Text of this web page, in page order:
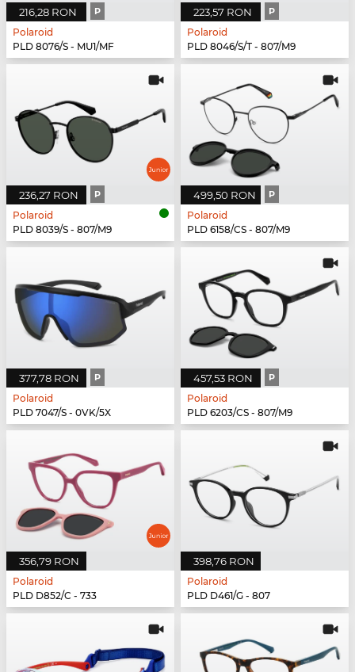
216,28 RON P
Polaroid
PLD 8076/S - MU1/MF
223,57 RON P
Polaroid
PLD 8046/S/T - 807/M9
236,27 RON P
Polaroid
PLD 8039/S - 807/M9
499,50 RON P
Polaroid
PLD 6158/CS - 807/M9
377,78 RON P
Polaroid
PLD 7047/S - 0VK/5X
457,53 RON P
Polaroid
PLD 6203/CS - 807/M9
356,79 RON
Polaroid
PLD D852/C - 733
398,76 RON
Polaroid
PLD D461/G - 807